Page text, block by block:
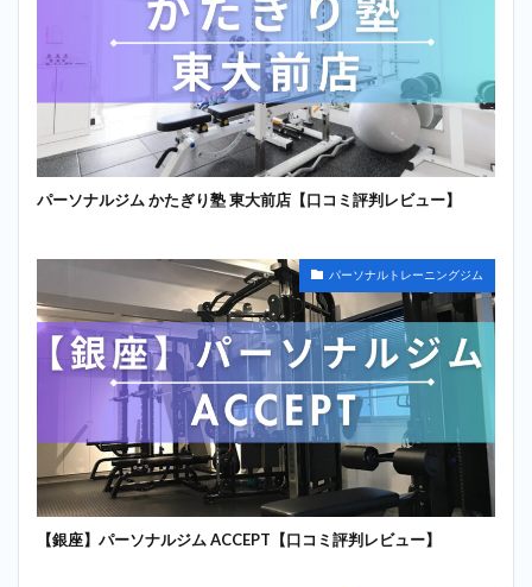
パーソナルジム かたぎり塾 東大前店【口コミ評判レビュー】
パーソナルトレーニングジム
【銀座】パーソナルジム ACCEPT【口コミ評判レビュー】